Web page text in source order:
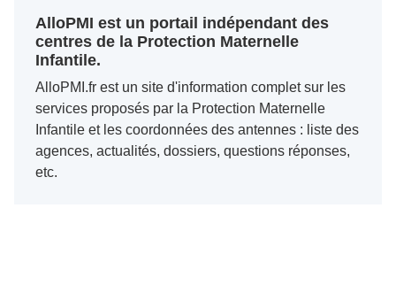
AlloPMI est un portail indépendant des
centres de la Protection Maternelle
Infantile.
AlloPMI.fr est un site d'information complet sur les
services proposés par la Protection Maternelle
Infantile et les coordonnées des antennes : liste des
agences, actualités, dossiers, questions réponses,
etc.